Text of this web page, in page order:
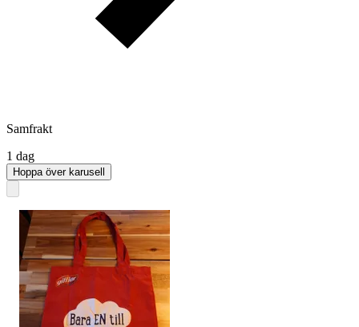
Samfrakt
1 dag
Hoppa över karusell